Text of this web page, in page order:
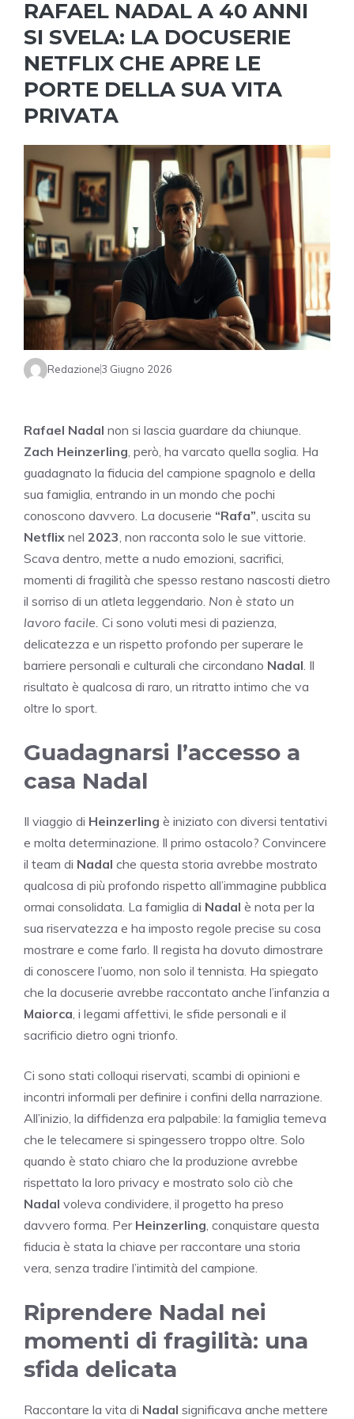
RAFAEL NADAL A 40 ANNI
SI SVELA: LA DOCUSERIE
NETFLIX CHE APRE LE
PORTE DELLA SUA VITA
PRIVATA
Redazione3 Giugno 2026
Rafael Nadal non si lascia guardare da chiunque.
Zach Heinzerling , però, ha varcato quella soglia. Ha
guadagnato la fiducia del campione spagnolo e della
sua famiglia, entrando in un mondo che pochi
conoscono davvero. La docuserie “Rafa” , uscita su
Netflix nel 2023 , non racconta solo le sue vittorie.
Scava dentro, mette a nudo emozioni, sacrifici,
momenti di fragilità che spesso restano nascosti dietro
il sorriso di un atleta leggendario. Non è stato un
lavoro facile. Ci sono voluti mesi di pazienza,
delicatezza e un rispetto profondo per superare le
barriere personali e culturali che circondano Nadal . Il
risultato è qualcosa di raro, un ritratto intimo che va
oltre lo sport.
Guadagnarsi l’accesso a
casa Nadal
Il viaggio di Heinzerling è iniziato con diversi tentativi
e molta determinazione. Il primo ostacolo? Convincere
il team di Nadal che questa storia avrebbe mostrato
qualcosa di più profondo rispetto all’immagine pubblica
ormai consolidata. La famiglia di Nadal è nota per la
sua riservatezza e ha imposto regole precise su cosa
mostrare e come farlo. Il regista ha dovuto dimostrare
di conoscere l’uomo, non solo il tennista. Ha spiegato
che la docuserie avrebbe raccontato anche l’infanzia a
Maiorca , i legami affettivi, le sfide personali e il
sacrificio dietro ogni trionfo.
Ci sono stati colloqui riservati, scambi di opinioni e
incontri informali per definire i confini della narrazione.
All’inizio, la diffidenza era palpabile: la famiglia temeva
che le telecamere si spingessero troppo oltre. Solo
quando è stato chiaro che la produzione avrebbe
rispettato la loro privacy e mostrato solo ciò che
Nadal voleva condividere, il progetto ha preso
davvero forma. Per Heinzerling , conquistare questa
fiducia è stata la chiave per raccontare una storia
vera, senza tradire l’intimità del campione.
Riprendere Nadal nei
momenti di fragilità: una
sfida delicata
Raccontare la vita di Nadal significava anche mettere